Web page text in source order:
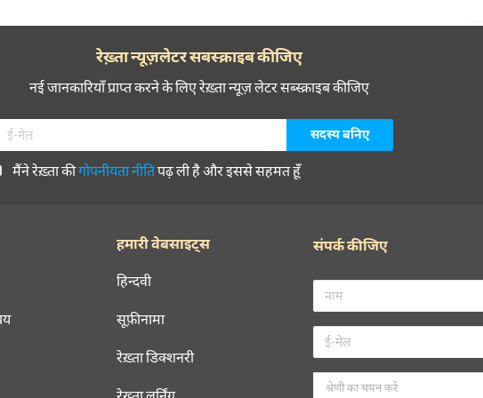
रेख़्ता न्यूज़लेटर सबस्क्राइब कीजिए
नई जानकारियाँ प्राप्त करने के लिए रेख़्ता न्यूज़ लेटर सब्स्क्राइब कीजिए
मैंने रेख़्ता कीगोपनीयता नीतिपढ़ ली है और इससे सहमत हूँ
हमारी वेबसाइट्स
हिन्दवी
सूफ़ीनामा
रेख़्ता डिक्शनरी
संपर्क कीजिए